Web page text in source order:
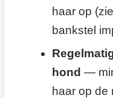
haar op
bankstel
hond —
haar op de